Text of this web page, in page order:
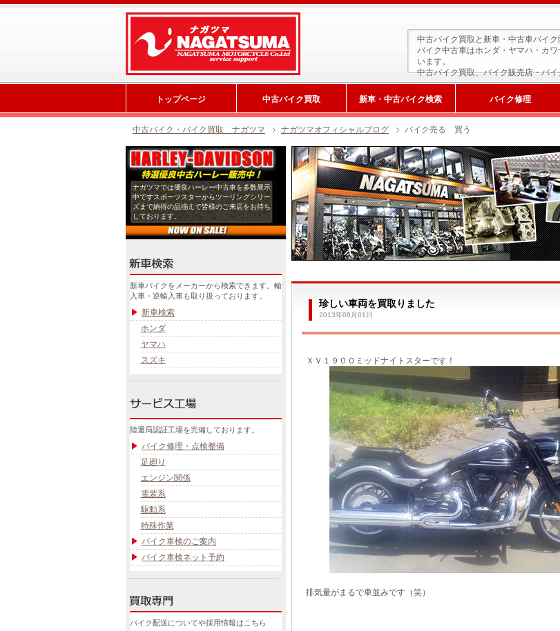
中古バイク買取と新車・中古車バイ
バイク中古車はホンダ・ヤマハ・カ
います。
中古バイク買取、バイク販売店・バ
トップページ 中古バイク買取 新車・中古バイク検索 バイク修理
中古バイク・バイク買取 ナガツマ ナガツマオフィシャルブログ バイク売る 買う
珍しい車両を買取りました
2013年08月01日
ＸＶ１９００ミッドナイトスターです！
排気量がまるで車並みです（笑）
ナガツマでは優良ハーレー中古車を多数展示
中ですスポーツスターからツーリングシリー
ズまで納得の品揃えで皆様のご来店をお待ち
しております。
新車検索
新車バイクをメーカーから検索できます。輸
入車・逆輸入車も取り扱っております。
新車検索
ホンダ
ヤマハ
スズキ
サービス工場
陸運局認証工場を完備しております。
バイク修理・点検整備
足廻り
エンジン関係
電装系
駆動系
特殊作業
バイク車検のご案内
バイク車検ネット予約
買取専門
バイク配送についてや採用情報はこちら